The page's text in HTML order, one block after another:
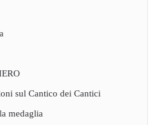
sul Cantico dei Cantici
medaglia